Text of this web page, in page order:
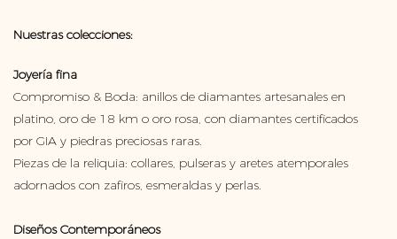
Nuestras colecciones:
Joyería fina
Compromiso & Boda: anillos de diamantes artesanales en
platino, oro de 18 km o oro rosa, con diamantes certificados
por GIA y piedras preciosas raras.
Piezas de la reliquia: collares, pulseras y aretes atemporales
adornados con zafiros, esmeraldas y perlas.
Diseños Contemporáneos